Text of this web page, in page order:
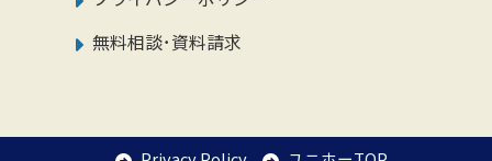
無料相談･資料請求